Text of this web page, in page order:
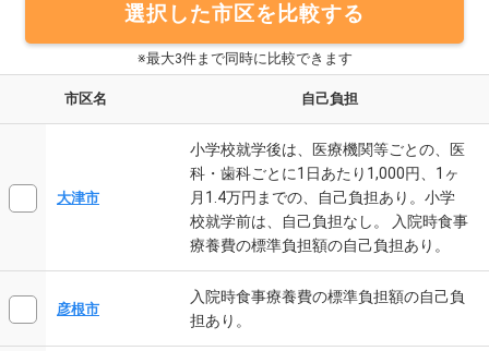
選択した市区を比較する
※最大3件まで同時に比較できます
市区名 自己負担
大津市
小学校就学後は、医療機関等ごとの、医
科・歯科ごとに1日あたり1,000円、1ヶ
月1.4万円までの、自己負担あり。小学
校就学前は、自己負担なし。 入院時食事
療養費の標準負担額の自己負担あり。
彦根市
入院時食事療養費の標準負担額の自己負
担あり。